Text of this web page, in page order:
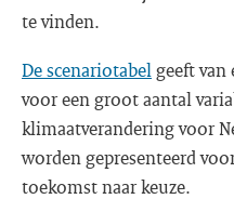
te vinden.
De scenariotabel geeft van
voor een groot aantal
klimaatverandering voor
worden gepresenteerd
toekomst naar keuze.